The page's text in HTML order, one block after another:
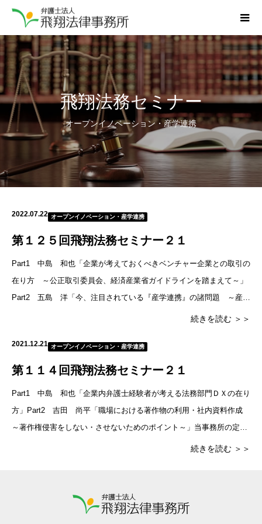
飛翔法務セミナー
オープンイノベーション・産学連携
2022.07.22 オープンイノベーション・産学連携
第１２５回飛翔法務セミナー２１
Part1 中島 和也「企業が考えておくべきベンチャー企業との取引の
在り方 ～公正取引委員会、経済産業省ガイドラインを踏まえて～」
Part2 五島 洋「今、注目されている『産学連携』の諸問題 ～産・
学双方の立場からの豊富な経験を基礎として～」当事務所の定
続きを読む ＞＞
2021.12.21 オープンイノベーション・産学連携
第１１４回飛翔法務セミナー２１
Part1 中島 和也「企業内弁護士経験者が考える法務部門ＤＸの在り
方」Part2 吉田 尚平「職場における著作物の利用・社内資料作成
～著作権侵害をしない・させないためのポイント～」当事務所の定例
セミナーのご案内です。■日時2021年9月21日（火）1続きを読む ＞＞